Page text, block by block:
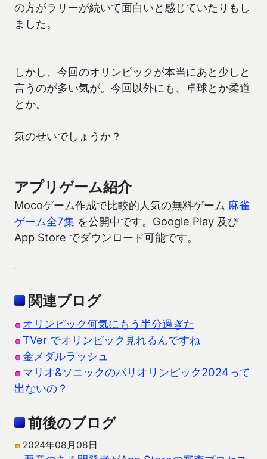
の方がラリーが続いて面白いと感じていたりもし
ました。
しかし、今回のオリンピックが本当にあと少しと
言うのが多い気が。今回以外にも、卓球とか柔道
とか。
気のせいでしょうか？
アプリゲーム紹介
Mocoゲーム作成で比較的人気の無料ゲーム 麻雀
ゲーム全7集 を公開中です。Google Play 及び
App Store でダウンロード可能です。
関連ブログ
オリンピック何気にもう半分過ぎた
TVer でオリンピック見れるんですね
金メダルラッシュ
マリオ&ソニックのパリオリンピック2024って
出ないの？
前後のブログ
2024年08月08日